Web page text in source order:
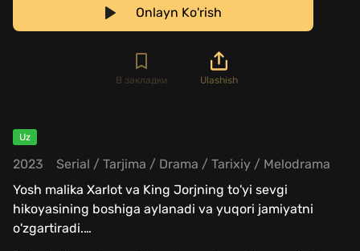
Onlayn Ko'rish
В закладки Ulashish
Uz
2023 Serial / Tarjima / Drama / Tarixiy / Melodrama
Yosh malika Xarlot va King Jorjning to'yi sevgi
hikoyasining boshiga aylanadi va yuqori jamiyatni
o'zgartiradi.…